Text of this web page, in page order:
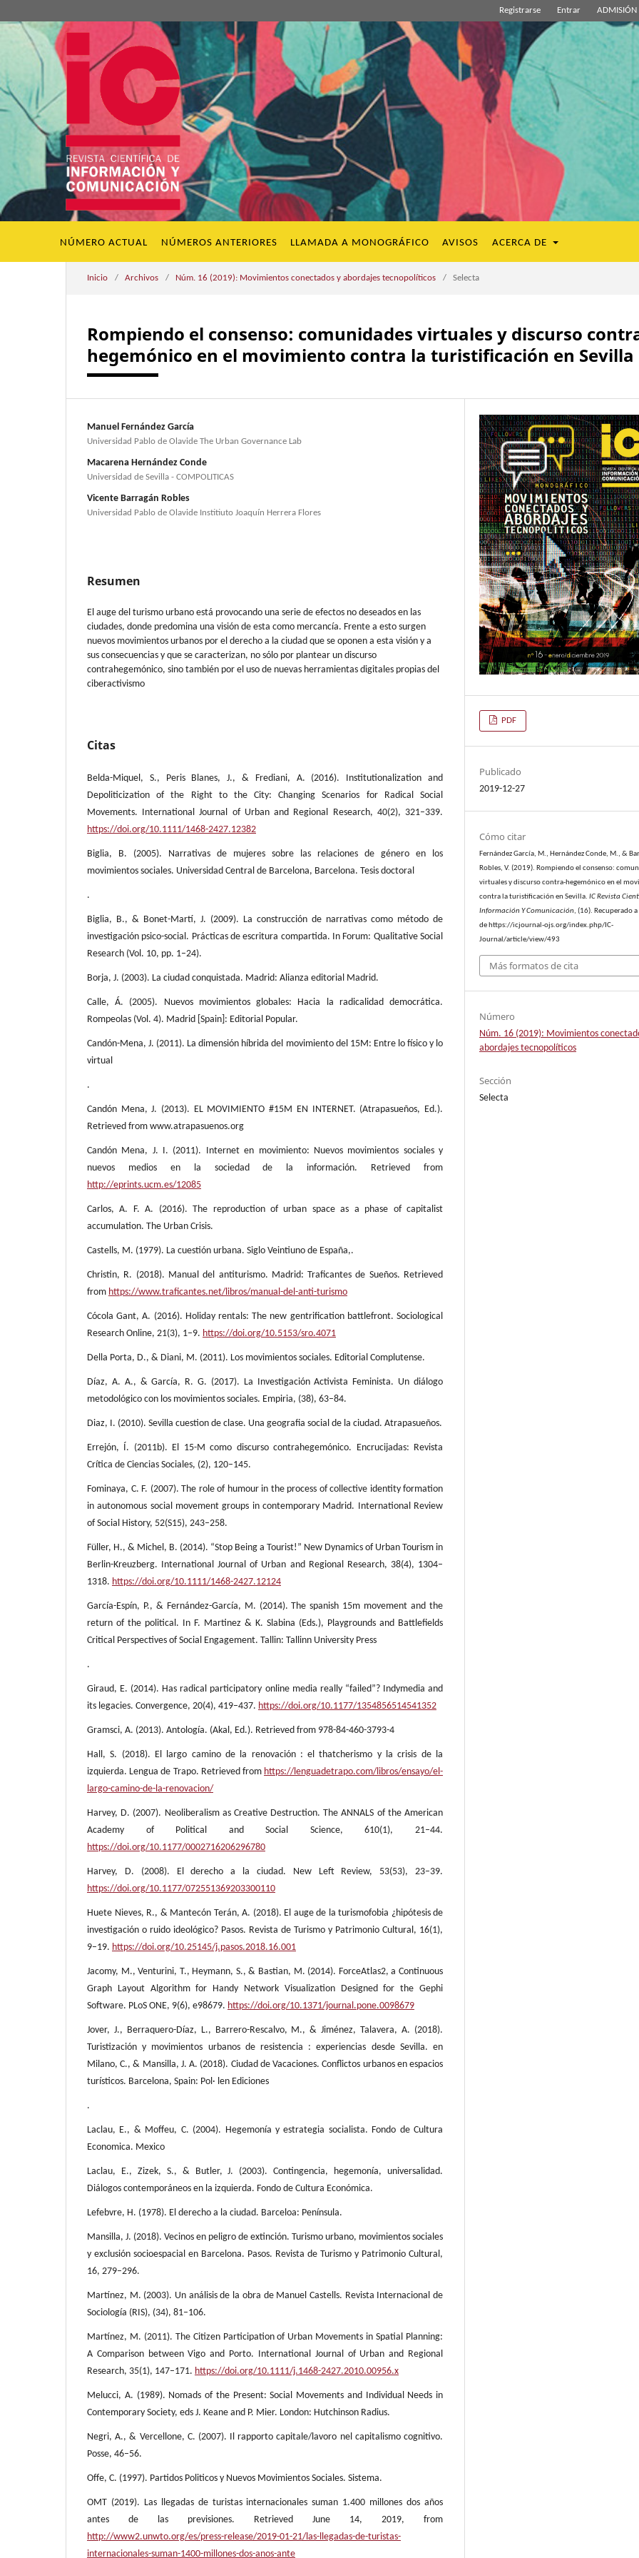
NÚMERO ACTUAL NÚMEROS ANTERIORES LLAMADA A MONOGRÁFICO AVISOS ACERCA DE
Registrarse Entrar ADMISIÓN
Inicio / Archivos / Núm. 16 (2019): Movimientos conectados y abordajes tecnopolíticos / Selecta
Rompiendo el consenso: comunidades virtuales y discurso
hegemónico en el movimiento contra la turistificación en Sevilla
Manuel Fernández García
Universidad Pablo de Olavide The Urban Governance Lab
Macarena Hernández Conde
Universidad de Sevilla - COMPOLITICAS
Vicente Barragán Robles
Universidad Pablo de Olavide Institiuto Joaquín Herrera Flores
Resumen
El auge del turismo urbano está provocando una serie de efectos no deseados en las
ciudades, donde predomina una visión de esta como mercancía. Frente a esto surgen
nuevos movimientos urbanos por el derecho a la ciudad que se oponen a esta visión y a
sus consecuencias y que se caracterizan, no sólo por plantear un discurso
contrahegemónico, sino también por el uso de nuevas herramientas digitales propias del
ciberactivismo
Citas
Belda-Miquel, S., Peris Blanes, J., & Frediani, A. (2016). Institutionalization and
Depoliticization of the Right to the City: Changing Scenarios for Radical Social
Movements. International Journal of Urban and Regional Research, 40(2), 321–339.
https://doi.org/10.1111/1468-2427.12382
Biglia, B. (2005). Narrativas de mujeres sobre las relaciones de género en los
movimientos sociales. Universidad Central de Barcelona, Barcelona. Tesis doctoral
.
Biglia, B., & Bonet-Martí, J. (2009). La construcción de narrativas como método de
investigación psico-social. Prácticas de escritura compartida. In Forum: Qualitative Social
Research (Vol. 10, pp. 1–24).
Borja, J. (2003). La ciudad conquistada. Madrid: Alianza editorial Madrid.
Calle, Á. (2005). Nuevos movimientos globales: Hacia la radicalidad democrática.
Rompeolas (Vol. 4). Madrid [Spain]: Editorial Popular.
Candón-Mena, J. (2011). La dimensión híbrida del movimiento del 15M: Entre lo físico y lo
virtual
.
Candón Mena, J. (2013). EL MOVIMIENTO #15M EN INTERNET. (Atrapasueños, Ed.).
Retrieved from www.atrapasuenos.org
Candón Mena, J. I. (2011). Internet en movimiento: Nuevos movimientos sociales y
nuevos medios en la sociedad de la información. Retrieved from
http://eprints.ucm.es/12085
Carlos, A. F. A. (2016). The reproduction of urban space as a phase of capitalist
accumulation. The Urban Crisis.
Castells, M. (1979). La cuestión urbana. Siglo Veintiuno de España,.
Christin, R. (2018). Manual del antiturismo. Madrid: Traficantes de Sueños. Retrieved
from https://www.traficantes.net/libros/manual-del-anti-turismo
Cócola Gant, A. (2016). Holiday rentals: The new gentrification battlefront. Sociological
Research Online, 21(3), 1–9. https://doi.org/10.5153/sro.4071
Della Porta, D., & Diani, M. (2011). Los movimientos sociales. Editorial Complutense.
Díaz, A. A., & García, R. G. (2017). La Investigación Activista Feminista. Un diálogo
metodológico con los movimientos sociales. Empiria, (38), 63–84.
Diaz, I. (2010). Sevilla cuestion de clase. Una geografia social de la ciudad. Atrapasueños.
Errejón, Í. (2011b). El 15-M como discurso contrahegemónico. Encrucijadas: Revista
Crítica de Ciencias Sociales, (2), 120–145.
Fominaya, C. F. (2007). The role of humour in the process of collective identity formation
in autonomous social movement groups in contemporary Madrid. International Review
of Social History, 52(S15), 243–258.
Füller, H., & Michel, B. (2014). “Stop Being a Tourist!” New Dynamics of Urban Tourism in
Berlin-Kreuzberg. International Journal of Urban and Regional Research, 38(4), 1304–
1318. https://doi.org/10.1111/1468-2427.12124
García-Espín, P., & Fernández-García, M. (2014). The spanish 15m movement and the
return of the political. In F. Martinez & K. Slabina (Eds.), Playgrounds and Battlefields
Critical Perspectives of Social Engagement. Tallin: Tallinn University Press
.
Giraud, E. (2014). Has radical participatory online media really “failed”? Indymedia and
its legacies. Convergence, 20(4), 419–437. https://doi.org/10.1177/1354856514541352
Gramsci, A. (2013). Antología. (Akal, Ed.). Retrieved from 978-84-460-3793-4
Hall, S. (2018). El largo camino de la renovación : el thatcherismo y la crisis de la
izquierda. Lengua de Trapo. Retrieved from https://lenguadetrapo.com/libros/ensayo/el-
largo-camino-de-la-renovacion/
Harvey, D. (2007). Neoliberalism as Creative Destruction. The ANNALS of the American
Academy of Political and Social Science, 610(1), 21–44.
https://doi.org/10.1177/0002716206296780
Harvey, D. (2008). El derecho a la ciudad. New Left Review, 53(53), 23–39.
https://doi.org/10.1177/072551369203300110
Huete Nieves, R., & Mantecón Terán, A. (2018). El auge de la turismofobia ¿hipótesis de
investigación o ruido ideológico? Pasos. Revista de Turismo y Patrimonio Cultural, 16(1),
9–19. https://doi.org/10.25145/j.pasos.2018.16.001
Jacomy, M., Venturini, T., Heymann, S., & Bastian, M. (2014). ForceAtlas2, a Continuous
Graph Layout Algorithm for Handy Network Visualization Designed for the Gephi
Software. PLoS ONE, 9(6), e98679. https://doi.org/10.1371/journal.pone.0098679
Jover, J., Berraquero-Díaz, L., Barrero-Rescalvo, M., & Jiménez, Talavera, A. (2018).
Turistización y movimientos urbanos de resistencia : experiencias desde Sevilla. en
Milano, C., & Mansilla, J. A. (2018). Ciudad de Vacaciones. Conflictos urbanos en espacios
turísticos. Barcelona, Spain: Pol· len Ediciones
.
Laclau, E., & Moffeu, C. (2004). Hegemonía y estrategia socialista. Fondo de Cultura
Economica. Mexico
Laclau, E., Zizek, S., & Butler, J. (2003). Contingencia, hegemonía, universalidad.
Diálogos contemporáneos en la izquierda. Fondo de Cultura Económica.
Lefebvre, H. (1978). El derecho a la ciudad. Barceloa: Península.
Mansilla, J. (2018). Vecinos en peligro de extinción. Turismo urbano, movimientos sociales
y exclusión socioespacial en Barcelona. Pasos. Revista de Turismo y Patrimonio Cultural,
16, 279–296.
Martínez, M. (2003). Un análisis de la obra de Manuel Castells. Revista Internacional de
Sociología (RIS), (34), 81–106.
Martínez, M. (2011). The Citizen Participation of Urban Movements in Spatial Planning:
A Comparison between Vigo and Porto. International Journal of Urban and Regional
Research, 35(1), 147–171. https://doi.org/10.1111/j.1468-2427.2010.00956.x
Melucci, A. (1989). Nomads of the Present: Social Movements and Individual Needs in
Contemporary Society, eds J. Keane and P. Mier. London: Hutchinson Radius.
Negri, A., & Vercellone, C. (2007). Il rapporto capitale/lavoro nel capitalismo cognitivo.
Posse, 46–56.
Offe, C. (1997). Partidos Politicos y Nuevos Movimientos Sociales. Sistema.
OMT (2019). Las llegadas de turistas internacionales suman 1.400 millones dos años
antes de las previsiones. Retrieved June 14, 2019, from
http://www2.unwto.org/es/press-release/2019-01-21/las-llegadas-de-turistas-
internacionales-suman-1400-millones-dos-anos-ante
PDF
Publicado
2019-12-27
Cómo citar
Fernández García, M., Hernández Conde, M., &
Robles, V. (2019). Rompiendo el consenso:
virtuales y discurso contra-hegemónico en el
contra la turistificación en Sevilla.IC Revista
Información Y Comunicación, (16). Recuperado
de https://icjournal-ojs.org/index.php/IC-
Journal/article/view/493
Más formatos de cita
Número
Núm. 16 (2019): Movimientos
abordajes tecnopolíticos
Sección
Selecta